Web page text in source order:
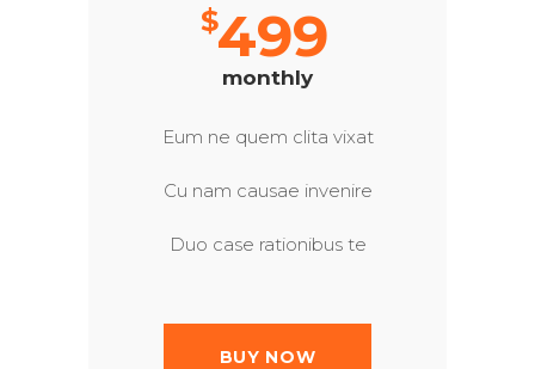
$499
monthly
Eum ne quem clita vixat
Cu nam causae invenire
Duo case rationibus te
BUY NOW